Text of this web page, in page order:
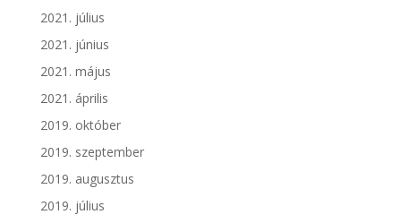
2021. július
2021. június
2021. május
2021. április
2019. október
2019. szeptember
2019. augusztus
2019. július